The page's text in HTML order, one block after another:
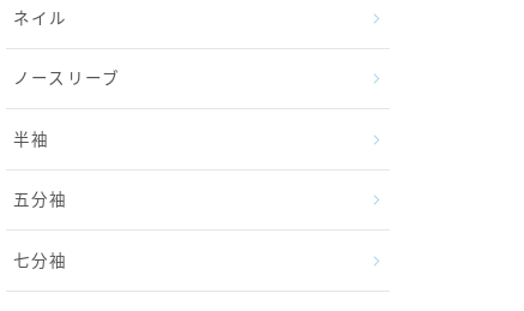
ネイル
ノースリーブ
半袖
五分袖
七分袖